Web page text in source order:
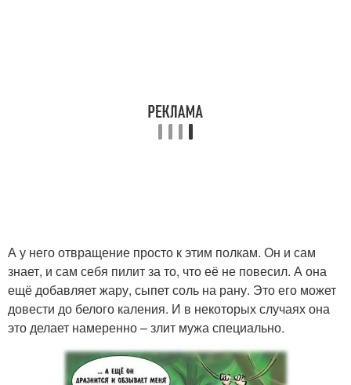
А у него отвращение просто к этим полкам. Он и сам
знает, и сам себя пилит за то, что её не повесил. А она
ещё добавляет жару, сыпет соль на рану. Это его может
довести до белого каления. И в некоторых случаях она
это делает намеренно – злит мужа специально.